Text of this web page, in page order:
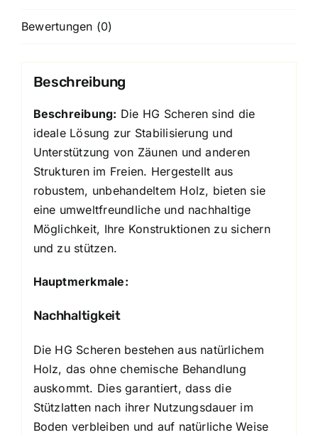
Bewertungen (0)
Beschreibung
Beschreibung: Die HG Scheren sind die
ideale Lösung zur Stabilisierung und
Unterstützung von Zäunen und anderen
Strukturen im Freien. Hergestellt aus
robustem, unbehandeltem Holz, bieten sie
eine umweltfreundliche und nachhaltige
Möglichkeit, Ihre Konstruktionen zu sichern
und zu stützen.
Hauptmerkmale:
Nachhaltigkeit
Die HG Scheren bestehen aus natürlichem
Holz, das ohne chemische Behandlung
auskommt. Dies garantiert, dass die
Stützlatten nach ihrer Nutzungsdauer im
Boden verbleiben und auf natürliche Weise